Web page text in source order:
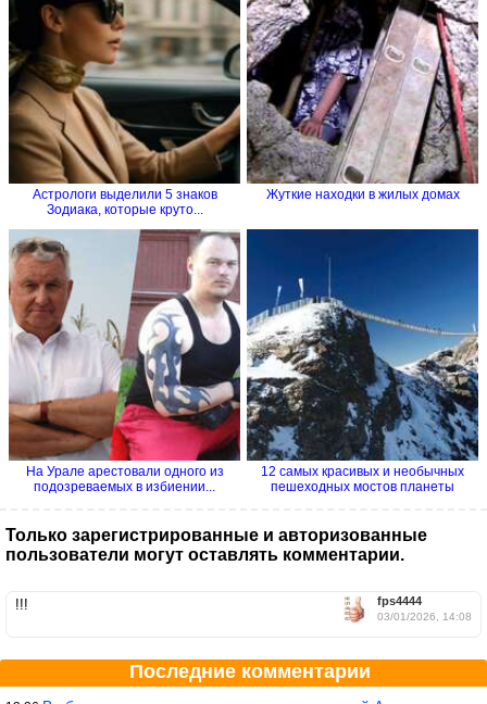
Астрологи выделили 5 знаков
Зодиака, которые круто...
Жуткие находки в жилых домах
На Урале арестовали одного из
подозреваемых в избиении...
12 самых красивых и необычных
пешеходных мостов планеты
Только зарегистрированные и авторизованные
пользователи могут оставлять комментарии.
fps4444
03/01/2026, 14:08
!!!
Последние комментарии